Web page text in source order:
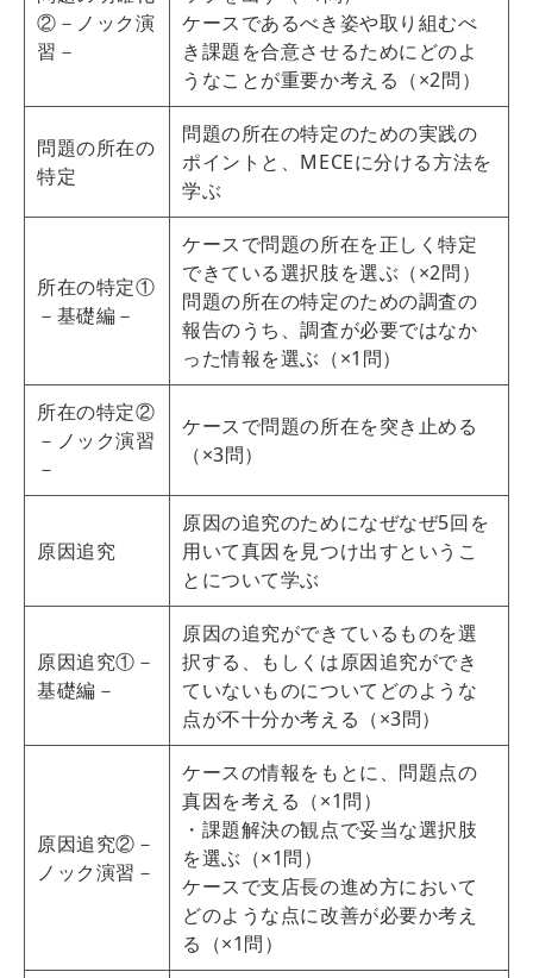
②－ノック演
習－
ケースであるべき姿や取り組むべ
き課題を合意させるためにどのよ
うなことが重要か考える（×2問）
問題の所在の
特定
問題の所在の特定のための実践の
ポイントと、MECEに分ける方法を
学ぶ
所在の特定①
－基礎編－
ケースで問題の所在を正しく特定
できている選択肢を選ぶ（×2問）
問題の所在の特定のための調査の
報告のうち、調査が必要ではなか
った情報を選ぶ（×1問）
所在の特定②
－ノック演習
－
ケースで問題の所在を突き止める
（×3問）
原因追究
原因の追究のためになぜなぜ5回を
用いて真因を見つけ出すというこ
とについて学ぶ
原因追究①－
基礎編－
原因の追究ができているものを選
択する、もしくは原因追究ができ
ていないものについてどのような
点が不十分か考える（×3問）
原因追究②－
ノック演習－
ケースの情報をもとに、問題点の
真因を考える（×1問）
・課題解決の観点で妥当な選択肢
を選ぶ（×1問）
ケースで支店長の進め方において
どのような点に改善が必要か考え
る（×1問）